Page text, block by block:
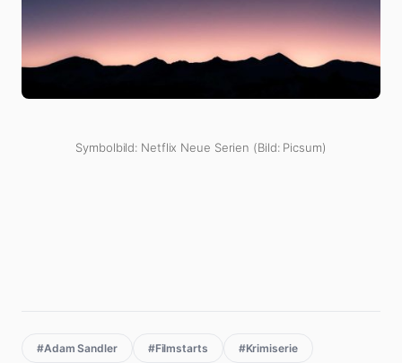
Symbolbild: Netflix Neue Serien (Bild: Picsum)
#Adam Sandler #Filmstarts #Krimiserie